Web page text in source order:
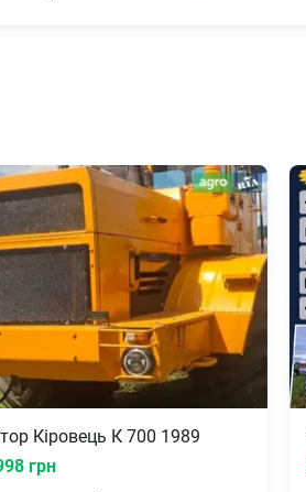
Кіровець К 700 1989
грн